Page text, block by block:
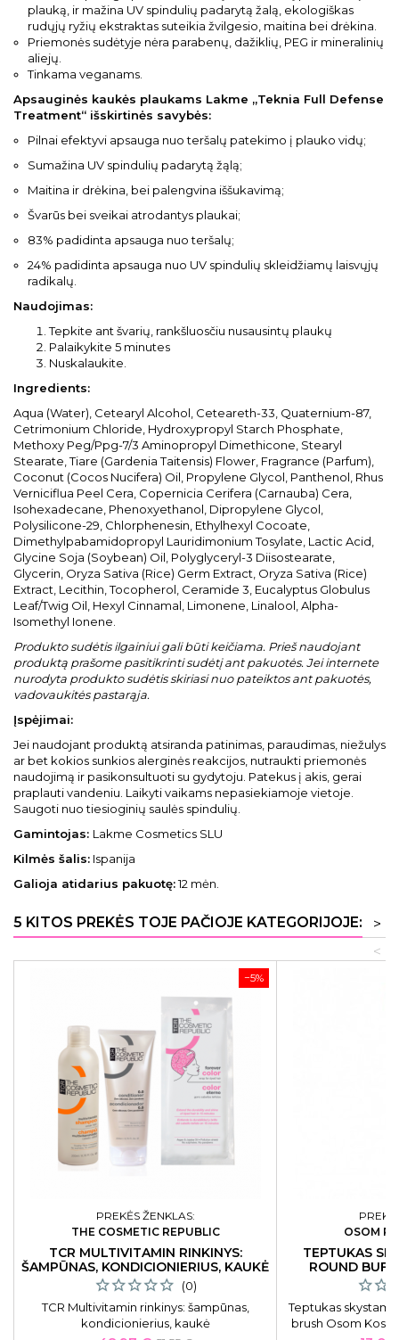
plauką, ir mažina UV spindulių padarytą žalą, ekologiškas
rudųjų ryžių ekstraktas suteikia žvilgesio, maitina bei drėkina.
Priemonės sudėtyje nėra parabenų, dažiklių, PEG ir mineralinių
aliejų.
Tinkama veganams.
Apsauginės kaukės plaukams Lakme „Teknia Full Defense
Treatment“ išskirtinės savybės:
Pilnai efektyvi apsauga nuo teršalų patekimo į plauko vidų;
Sumažina UV spindulių padarytą žąlą;
Maitina ir drėkina, bei palengvina iššukavimą;
Švarūs bei sveikai atrodantys plaukai;
83% padidinta apsauga nuo teršalų;
24% padidinta apsauga nuo UV spindulių skleidžiamų laisvųjų
radikalų.
Naudojimas:
Tepkite ant švarių, rankšluosčiu nusausintų plaukų
Palaikykite 5 minutes
Nuskalaukite.
Ingredients:
Aqua (Water), Cetearyl Alcohol, Ceteareth-33, Quaternium-87,
Cetrimonium Chloride, Hydroxypropyl Starch Phosphate,
Methoxy Peg/Ppg-7/3 Aminopropyl Dimethicone, Stearyl
Stearate, Tiare (Gardenia Taitensis) Flower, Fragrance (Parfum),
Coconut (Cocos Nucifera) Oil, Propylene Glycol, Panthenol, Rhus
Verniciflua Peel Cera, Copernicia Cerifera (Carnauba) Cera,
Isohexadecane, Phenoxyethanol, Dipropylene Glycol,
Polysilicone-29, Chlorphenesin, Ethylhexyl Cocoate,
Dimethylpabamidopropyl Lauridimonium Tosylate, Lactic Acid,
Glycine Soja (Soybean) Oil, Polyglyceryl-3 Diisostearate,
Glycerin, Oryza Sativa (Rice) Germ Extract, Oryza Sativa (Rice)
Extract, Lecithin, Tocopherol, Ceramide 3, Eucalyptus Globulus
Leaf/Twig Oil, Hexyl Cinnamal, Limonene, Linalool, Alpha-
Isomethyl Ionene.
Produkto sudėtis ilgainiui gali būti keičiama. Prieš naudojant
produktą prašome pasitikrinti sudėtį ant pakuotės. Jei internete
nurodyta produkto sudėtis skiriasi nuo pateiktos ant pakuotės,
vadovaukitės pastarąja.
Įspėjimai:
Jei naudojant produktą atsiranda patinimas, paraudimas, niežulys
ar bet kokios sunkios alerginės reakcijos, nutraukti priemonės
naudojimą ir pasikonsultuoti su gydytoju. Patekus į akis, gerai
praplauti vandeniu. Laikyti vaikams nepasiekiamoje vietoje.
Saugoti nuo tiesioginių saulės spindulių.
Gamintojas: Lakme Cosmetics SLU
Kilmės šalis: Ispanija
Galioja atidarius pakuotę:12 mėn.
5 KITOS PREKĖS TOJE PAČIOJE KATEGORIJOJE:
>
<
−5%
PREKĖS ŽENKLAS:
THE COSMETIC REPUBLIC
TCR MULTIVITAMIN RINKINYS:
ŠAMPŪNAS, KONDICIONIERIUS, KAUKĖ
(0)
TCR Multivitamin rinkinys: šampūnas,
kondicionierius, kaukė
OSOM
TEPTUKAS
ROUND
Teptukas skystam
brush Osom